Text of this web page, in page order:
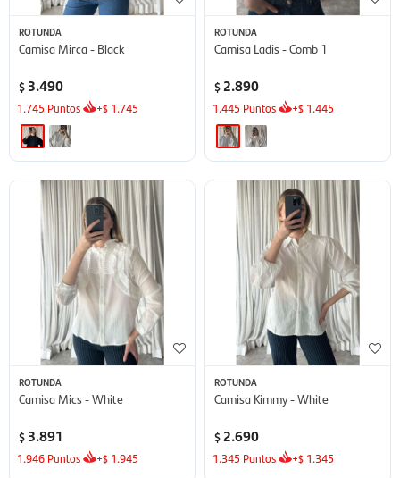
ROTUNDA
Camisa Mirca - Black
$ 3.490
1.745 Puntos +$ 1.745
ROTUNDA
Camisa Ladis - Comb 1
$ 2.890
1.445 Puntos +$ 1.445
ROTUNDA
Camisa Mics - White
$ 3.891
1.946 Puntos +$ 1.945
ROTUNDA
Camisa Kimmy - White
$ 2.690
1.345 Puntos +$ 1.345